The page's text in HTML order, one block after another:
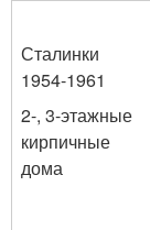
Сталинки
1954-1961
2-, 3-этажные
кирпичные
дома